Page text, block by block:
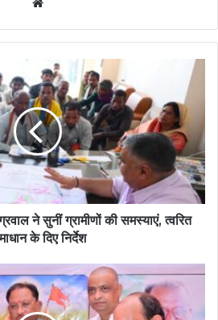
ने सुनीं ग्रामीणों की समस्याएं, त्वरित
के दिए निर्देश